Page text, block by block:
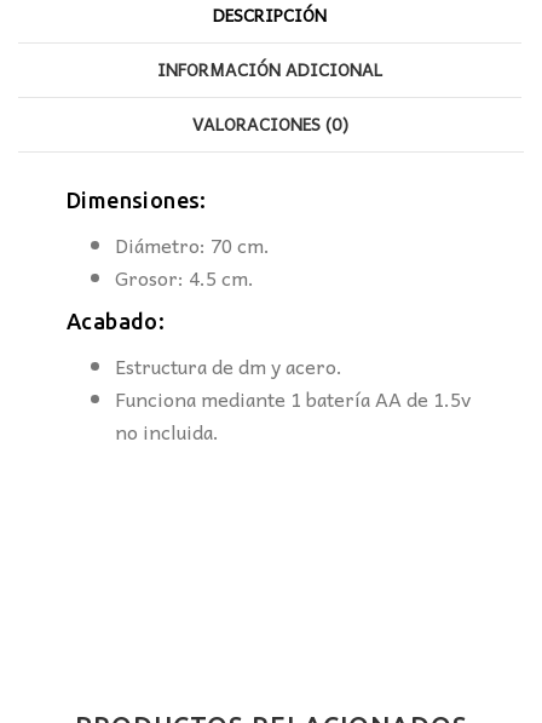
DESCRIPCIÓN
INFORMACIÓN ADICIONAL
VALORACIONES (0)
Dimensiones:
Diámetro: 70 cm.
Grosor: 4.5 cm.
Acabado:
Estructura de dm y acero.
Funciona mediante 1 batería AA de 1.5v
no incluida.